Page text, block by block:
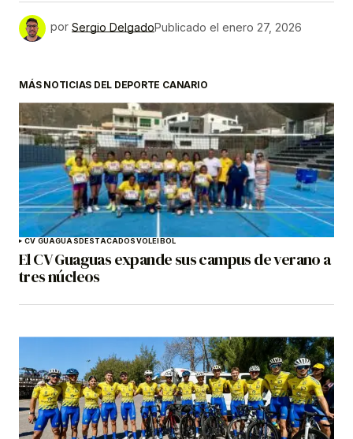
por Sergio DelgadoPublicado el enero 27, 2026
MÁS NOTICIAS DEL DEPORTE CANARIO
CV GUAGUAS DESTACADOSVOLEIBOL
El CV Guaguas expande sus campus de verano a
tres núcleos